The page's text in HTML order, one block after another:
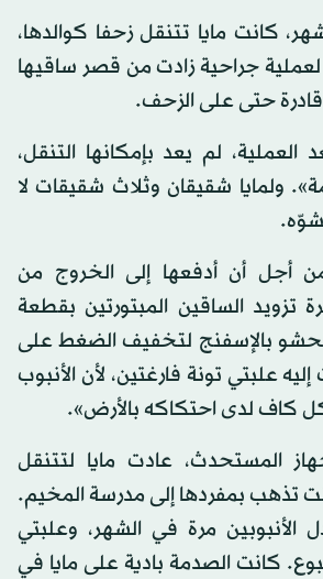
كانت مايا تتنقل زحفا كوالدها،
جراحية زادت من قصر ساقيها
قادرة حتى على الزحف.
العملية، لم يعد بإمكانها التنقل،
ولمايا شقيقان وثلاث شقيقات لا
أجل أن أدفعها إلى الخروج من
تزويد الساقين المبتورتين بقطعة
بالإسفنج لتخفيف الضغط على
علبتي تونة فارغتين، لأن الأنبوب
كاف لدى احتكاكه بالأرض».
المستحدث، عادت مايا لتتنقل
تذهب بمفردها إلى مدرسة المخيم.
الأنبوبين مرة في الشهر، وعلبتي
كانت الصدمة بادية على مايا في